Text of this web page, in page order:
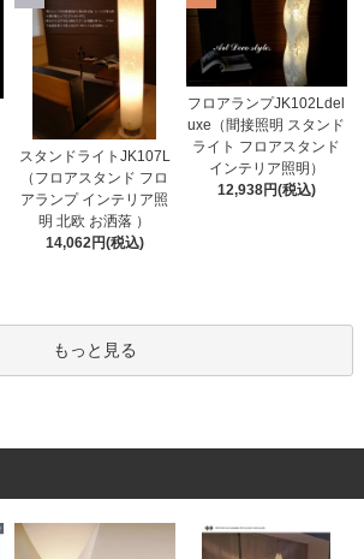
スタンドライトJK107L
（フロアスタンド フロ
アランプ インテリア照
明 北欧 お洒落 ）
14,062円(税込)
フロアランプJK102Ldel
uxe（間接照明 スタンド
ライト フロアスタンド
インテリア照明）
12,938円(税込)
もっと見る